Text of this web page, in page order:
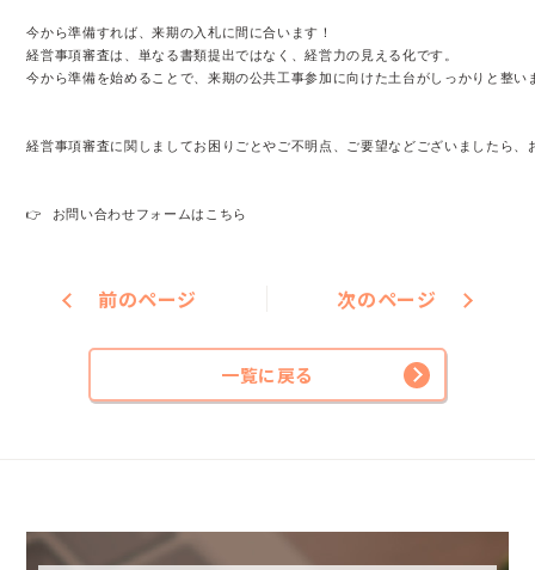
今から準備すれば、来期の入札に間に合います！
経営事項審査は、単なる書類提出ではなく、経営力の見える化です。
今から準備を始めることで、来期の公共工事参加に向けた土台がしっかりと整い
経営事項審査に関しましてお困りごとやご不明点、ご要望などございましたら、
👉 お問い合わせフォームは こちら
前のページ 次のページ
一覧に戻る